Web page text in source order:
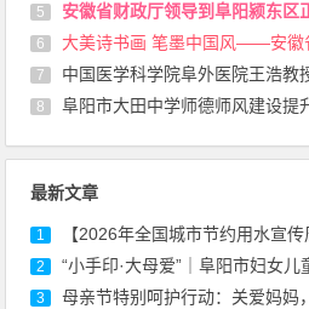
5 安徽省财政厅领导到阜阳颍东区
6 大美诗书画 笔墨中国风——安徽省诗书画研究
7 中国医学科学院阜外医院王浩教授工
8 阜阳市大田中学师德师风建设提
最新文章
1 【2026年全国城市节约用水宣传周】深入推
2 “小手印·大母爱”｜阜阳市妇女儿童医院儿童
3 母亲节特别呵护行动：关爱妈妈